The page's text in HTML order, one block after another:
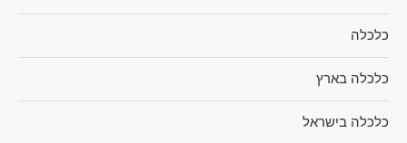
כלכלה
כלכלה בארץ
כלכלה בישראל